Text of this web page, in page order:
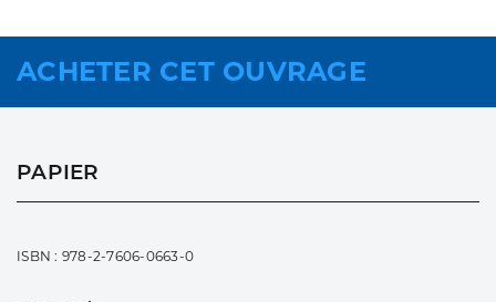
ACHETER CET OUVRAGE
PAPIER
ISBN : 978-2-7606-0663-0